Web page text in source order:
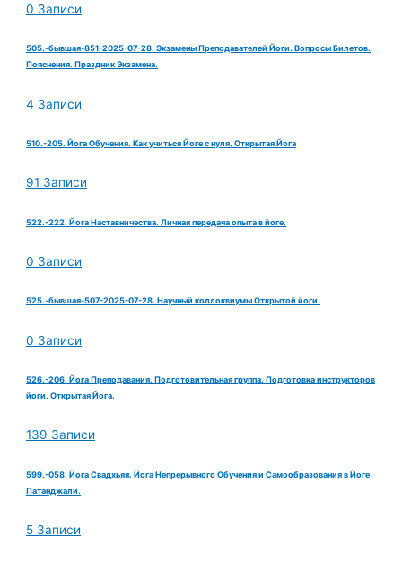
0 Записи
505.-бывшая-851-2025-07-28. Экзамены Преподавателей Йоги. Вопросы Билетов.
Пояснения. Праздник Экзамена.
4 Записи
510.-205. Йога Обучения. Как учиться Йоге с нуля. Открытая Йога
91 Записи
522.-222. Йога Наставничества. Личная передача опыта в йоге.
0 Записи
525.-бывшая-507-2025-07-28. Научный коллоквиумы Открытой йоги.
0 Записи
526.-206. Йога Преподавания. Подготовительная группа. Подготовка инструкторов
йоги. Открытая Йога.
139 Записи
599.-058. Йога Свадхьяя. Йога Непрерывного Обучения и Самообразования в Йоге
Патанджали.
5 Записи